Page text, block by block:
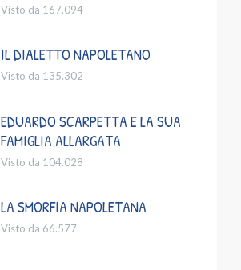
Visto da 167.094
IL DIALETTO NAPOLETANO
Visto da 135.302
EDUARDO SCARPETTA E LA SUA
FAMIGLIA ALLARGATA
Visto da 104.028
LA SMORFIA NAPOLETANA
Visto da 66.577